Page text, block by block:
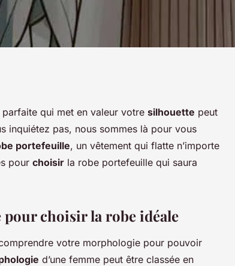
robe
qui met en valeur votre silhouette peut
inquiétez pas, nous sommes là pour vous
portefeuille, un vêtement qui flatte n’importe
pour choisir la robe portefeuille qui saura
choisir la robe idéale
votre morphologie pour pouvoir
d’une femme peut être classée en